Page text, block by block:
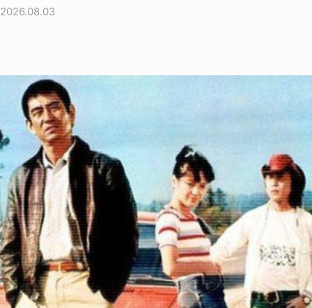
2026.08.03